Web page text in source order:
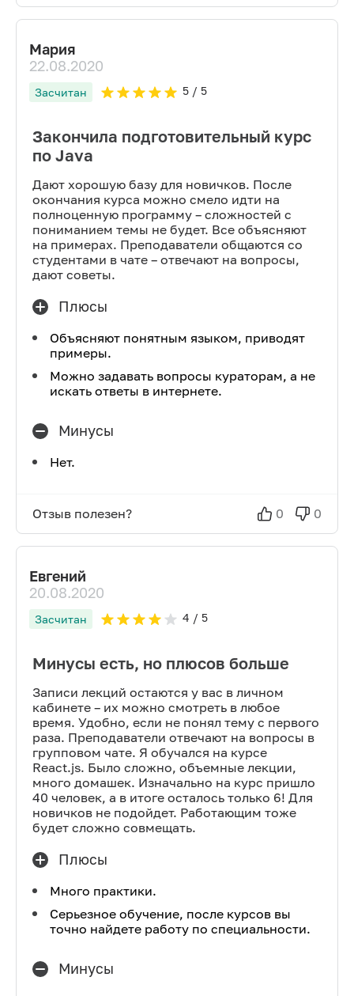
Мария
22.08.2020
Засчитан 5/ 5
Закончила подготовительный курс
по Java
Дают хорошую базу для новичков. После
окончания курса можно смело идти на
полноценную программу – сложностей с
пониманием темы не будет. Все объясняют
на примерах. Преподаватели общаются со
студентами в чате – отвечают на вопросы,
дают советы.
Плюсы
Объясняют понятным языком, приводят
примеры.
Можно задавать вопросы кураторам, а не
искать ответы в интернете.
Минусы
Нет.
Отзыв полезен? 0 0
Евгений
20.08.2020
Засчитан 4 / 5
Минусы есть, но плюсов больше
Записи лекций остаются у вас в личном
кабинете – их можно смотреть в любое
время. Удобно, если не понял тему с первого
раза. Преподаватели отвечают на вопросы в
групповом чате. Я обучался на курсе
React.js. Было сложно, объемные лекции,
много домашек. Изначально на курс пришло
40 человек, а в итоге осталось только 6! Для
новичков не подойдет. Работающим тоже
будет сложно совмещать.
Плюсы
Много практики.
Серьезное обучение, после курсов вы
точно найдете работу по специальности.
Минусы